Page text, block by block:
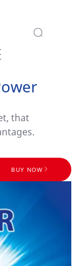
navigation
that
BUY NOW